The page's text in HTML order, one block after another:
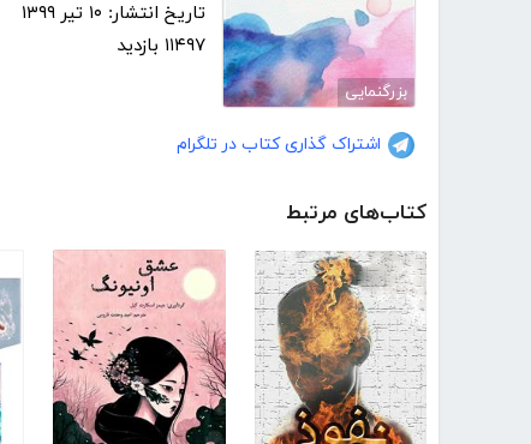
بزرگنمایی
تاریخ انتشار: ۱۰ تیر ۱۳۹۹
۱۱۴۹۷ بازدید
اشتراک گذاری کتاب در تلگرام
کتاب‌های مرتبط